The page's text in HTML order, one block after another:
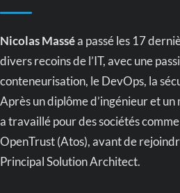
Nicolas Masséa passé les 17
divers recoins de l’IT, avec une
conteneurisation, le DevOps, la
Après un diplôme d’ingénieur et
a travaillé pour des sociétés
OpenTrust (Atos), avant de
Principal Solution Architect.